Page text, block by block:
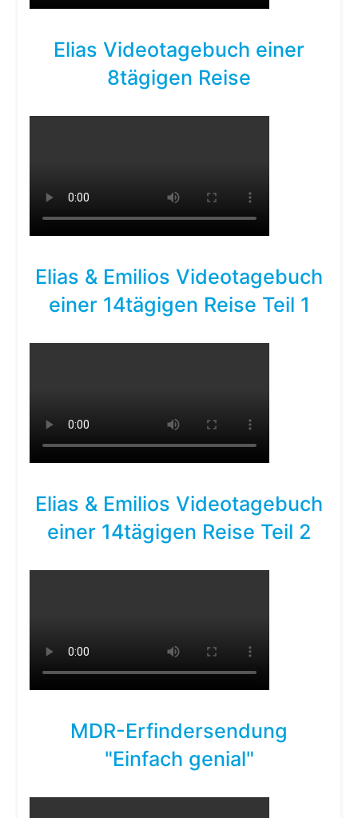
Elias Videotagebuch einer
8tägigen Reise
Elias & Emilios Videotagebuch
einer 14tägigen Reise Teil 1
Elias & Emilios Videotagebuch
einer 14tägigen Reise Teil 2
MDR-Erfindersendung
"Einfach genial"